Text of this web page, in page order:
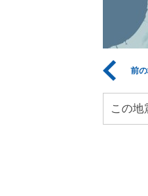
前
この地